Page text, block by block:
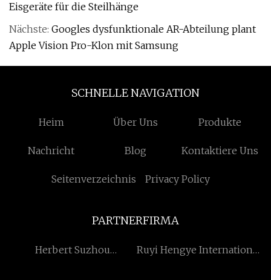
Eisgeräte für die Steilhänge
Nächste: Googles dysfunktionale AR-Abteilung plant
Apple Vision Pro-Klon mit Samsung
SCHNELLE NAVIGATION
Heim Über Uns Produkte
Nachricht Blog Kontaktiere Uns
Seitenverzeichnis Privacy Policy
PARTNERFIRMA
Herbert Suzhou
Ruyi Hengye International